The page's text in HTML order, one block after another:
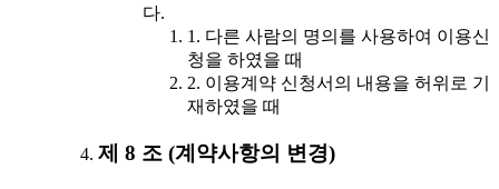
다.
1. 다른 사람의 명의를 사용하여 이용신
청을 하였을 때
2. 이용계약 신청서의 내용을 허위로 기
재하였을 때
제 8 조 (계약사항의 변경)